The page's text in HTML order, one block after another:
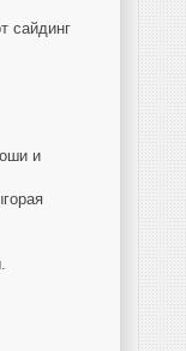
сайдинг
и